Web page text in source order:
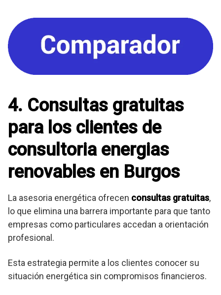
4. Consultas gratuitas
para los clientes de
consultoria energias
renovables en Burgos
La asesoria energética ofrecen consultas gratuitas,
lo que elimina una barrera importante para que tanto
empresas como particulares accedan a orientación
profesional.
Esta estrategia permite a los clientes conocer su
situación energética sin compromisos financieros.